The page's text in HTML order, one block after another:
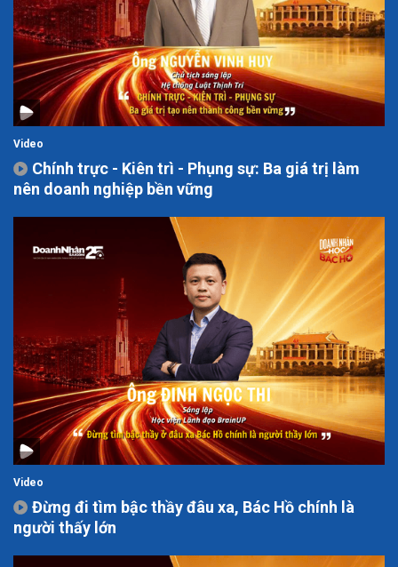
Video
Chính trực - Kiên trì - Phụng sự: Ba giá trị làm
nên doanh nghiệp bền vững
Video
Đừng đi tìm bậc thầy đâu xa, Bác Hồ chính là
người thấy lớn